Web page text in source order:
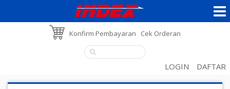
Konfirm Pembayaran Cek Orderan
LOGIN DAFTAR